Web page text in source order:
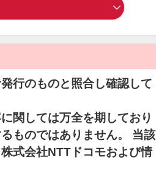
行のものと照合し確認して
関しては万全を期しており
ものではありません。 当該
式会社NTTドコモおよび情